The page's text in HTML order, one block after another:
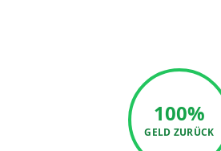
100%
GELD ZURÜCK